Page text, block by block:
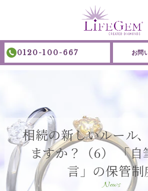
0120-100-667 お問
相続の新しいルール
ますか？（6） 「自
言」の保管制
News